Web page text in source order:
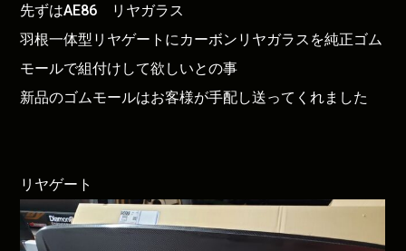
先ずはAE86 リヤガラス
羽根一体型リヤゲートにカーボンリヤガラスを純正ゴム
モールで組付けして欲しいとの事
新品のゴムモールはお客様が手配し送ってくれました
リヤゲート